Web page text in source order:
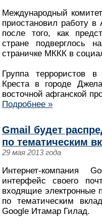
Международный
приостановил работу
после того, как
стране подверглось
страничке МККК в
Группа террористов
Креста в городе
восточной афганской
Подробнее »
Gmail будет
по тематическим
29 мая 2013 года
Интернет-компания
интерфейс своего
входящие электронные
по тематическим
Google Итамар Гилад.